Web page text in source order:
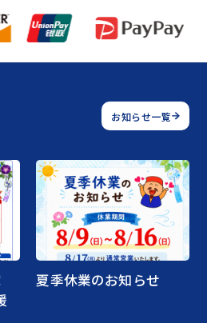
お知らせ一覧
夏季休業のお知らせ